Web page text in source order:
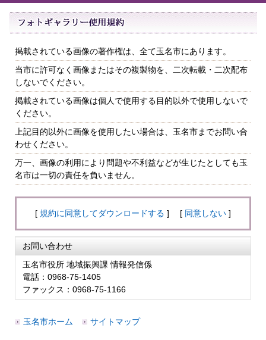
掲載されている画像の著作権は、全て玉名市にあります。
当市に許可なく画像またはその複製物を、二次転載・二次配布
しないでください。
掲載されている画像は個人で使用する目的以外で使用しないで
ください。
上記目的以外に画像を使用したい場合は、玉名市までお問い合
わせください。
万一、画像の利用により問題や不利益などが生じたとしても玉
名市は一切の責任を負いません。
[ 規約に同意してダウンロードする ] [ 同意しない ]
お問い合わせ
玉名市役所 地域振興課 情報発信係
電話：0968-75-1405
ファックス：0968-75-1166
玉名市ホーム サイトマップ